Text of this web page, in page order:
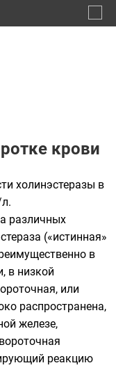
крови
холинэстеразы в
различных
(«истинная»
в
в низкой
или
распространена,
железе,
реакцию